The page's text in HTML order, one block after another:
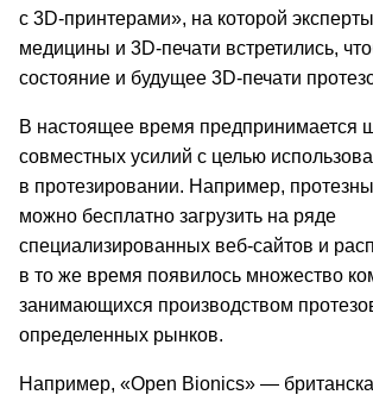
с 3D-принтерами», на которой
медицины и 3D-печати встретились,
состояние и будущее 3D-печати
В настоящее время предпринимается
совместных усилий с целью
в протезировании. Например,
можно бесплатно загрузить на ряде
специализированных веб-сайтов и
в то же время появилось множество
занимающихся производством
определенных рынков.
Например, «Open Bionics» —